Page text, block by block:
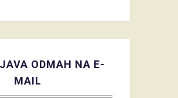
ODMAH NA E-
MAIL